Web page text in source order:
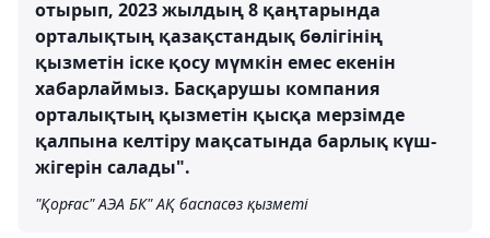
отырып, 2023 жылдың 8 қаңтарында
орталықтың қазақстандық бөлігінің
қызметін іске қосу мүмкін емес екенін
хабарлаймыз. Басқарушы компания
орталықтың қызметін қысқа мерзімде
қалпына келтіру мақсатында барлық күш-
жігерін салады".
"Қорғас" АЭА БК" АҚ баспасөз қызметі